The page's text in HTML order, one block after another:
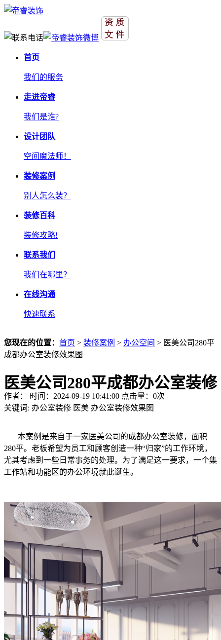
首页
我们的服务
走进帝睿
我们是谁?
设计团队
空间魔法师！
装修案例
别人怎么装？
装修百科
装修攻略!
联系我们
我们在哪里？
在线沟通
快速联系
您现在的位置： 首页 > 装修案例 > 办公空间 > 医美公司280平
成都办公室装修效果图
医美公司280平成都办公室装修
效果图
作者： 时间：2024-09-19 10:41:00 点击量： 0次
关键词: 办公室装修 医美 办公室装修效果图
本案例是来自于一家医美公司的成都办公室装修，面积
280平。老板希望为员工和顾客创造一种“归家”的工作环境，
尤其考虑到一些日常事务的处理。为了满足这一要求，一个集
工作站和功能区的办公环境就此诞生。